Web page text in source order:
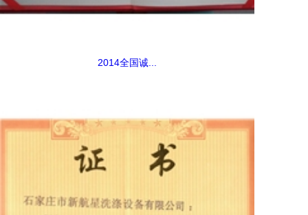
2014全国诚...